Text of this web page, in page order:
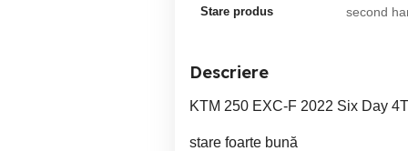
Stare produs second
Descriere
KTM 250 EXC-F 2022 Six Day 4T
stare foarte bună